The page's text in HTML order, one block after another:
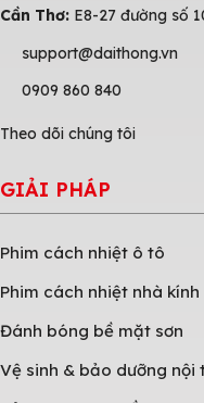
Cần Thơ: E8-27 đường số
support@daithong.vn
0909 860 840
Theo dõi chúng tôi
GIẢI PHÁP
Phim cách nhiệt ô tô
Phim cách nhiệt nhà kính
Đánh bóng bề mặt sơn
Vệ sinh & bảo dưỡng nội